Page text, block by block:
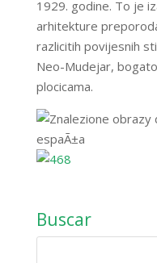
1929. godine. To je
arhitekture
razlicitih povijesnih
Neo-Mudejar,
plocicama.
Buscar